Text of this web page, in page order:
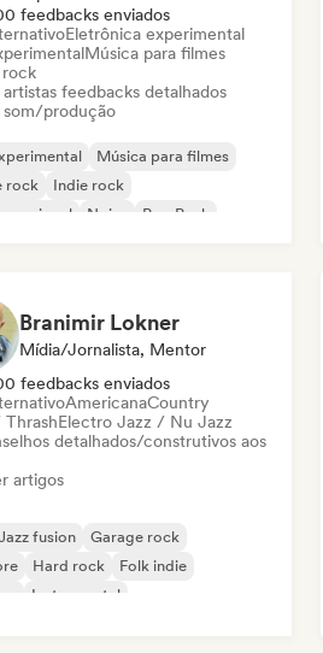
feedbacks enviados
Eletrônica experimental
Música para filmes
rock
artistas feedbacks detalhados
som/produção
Música para filmes
rock
Indie rock
Noise
Pop Punk
Branimir Lokner
Mídia/Jornalista, Mentor
feedbacks enviados
AmericanaCountry
Electro Jazz / Nu Jazz
detalhados/construtivos aos
artigos
fusion
Garage rock
Hard rock
Folk indie
Instrumental